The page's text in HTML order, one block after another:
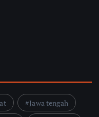
Jawa tengah